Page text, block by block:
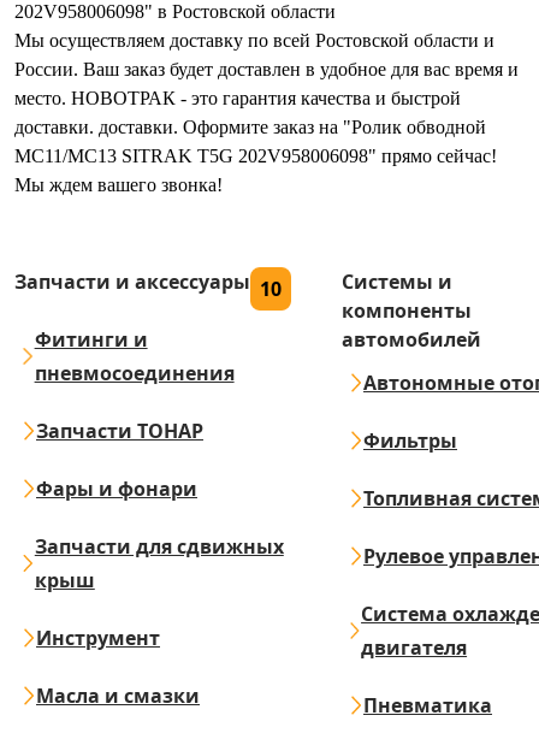
202V958006098" в Ростовской области
Мы осуществляем доставку по всей Ростовской области и
России. Ваш заказ будет доставлен в удобное для вас время и
место. НОВОТРАК - это гарантия качества и быстрой
доставки. доставки. Оформите заказ на "Ролик обводной
MC11/MC13 SITRAK T5G 202V958006098" прямо сейчас!
Мы ждем вашего звонка!
Запчасти и аксессуары 10
Фитинги и
пневмосоединения
Запчасти ТОНАР
Фары и фонари
Запчасти для сдвижных
крыш
Инструмент
Масла и смазки
Системы и
компоненты
автомобилей
Автономные
Фильтры
Топливная
Рулевое
Система
двигателя
Пневматика